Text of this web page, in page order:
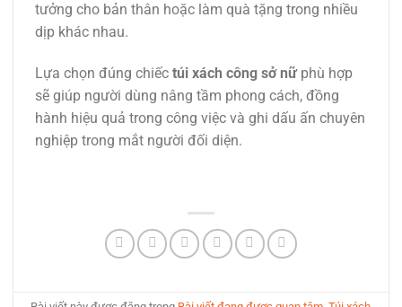
tưởng cho bản thân hoặc làm quà tặng trong nhiều
dịp khác nhau.
Lựa chọn đúng chiếc túi xách công sở nữphù hợp
sẽ giúp người dùng nâng tầm phong cách, đồng
hành hiệu quả trong công việc và ghi dấu ấn chuyên
nghiệp trong mắt người đối diện.